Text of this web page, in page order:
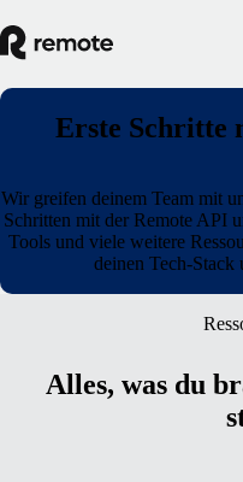
Erste Schritte
Wir greifen deinem Team mit
Schritten mit der Remote API
Tools und viele weitere
deinen Tech-Stack
Alles, was du